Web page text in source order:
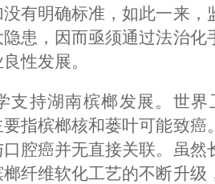
没有明确标准，如此一来
患，因而亟须通过法治
性发展。
支持湖南槟榔发展。世
指槟榔核和蒌叶可能致
腔癌并无直接关联。虽
榔纤维软化工艺的不断升